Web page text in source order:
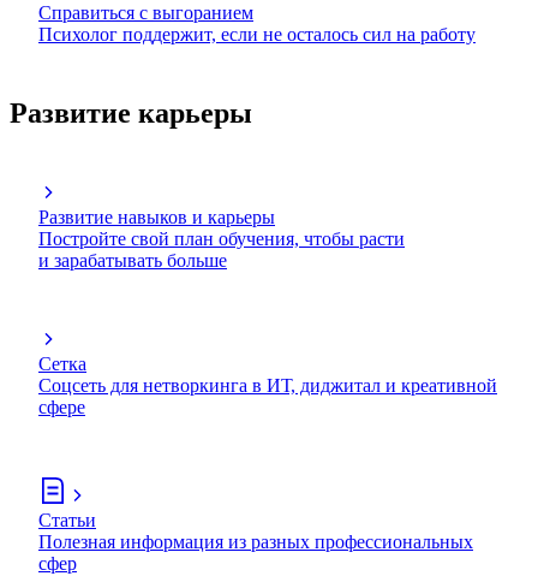
Справиться с выгоранием
Психолог поддержит, если не осталось сил на работу
Развитие карьеры
Развитие навыков и карьеры
Постройте свой план обучения, чтобы расти
и зарабатывать больше
Сетка
Соцсеть для нетворкинга в ИТ, диджитал и креативной
сфере
Статьи
Полезная информация из разных профессиональных
сфер